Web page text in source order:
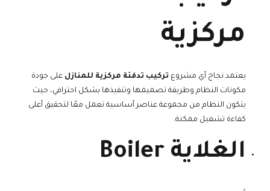
مركزية
يعتمد نجاح أي مشروع تركيب تدفئة مركزية للمنازل على جودة
مكونات النظام وطريقة تصميمها وتنفيذها بشكل احترافي، حيث
يتكون النظام من مجموعة عناصر أساسية تعمل معًا لتحقيق أعلى
كفاءة تشغيل ممكنة.
الغلاية Boiler